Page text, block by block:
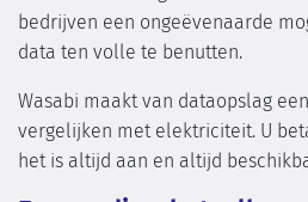
bedrijven een ongeëvenaarde
data ten volle te benutten.
Wasabi maakt van dataopslag
vergelijken met elektriciteit. U
het is altijd aan en altijd